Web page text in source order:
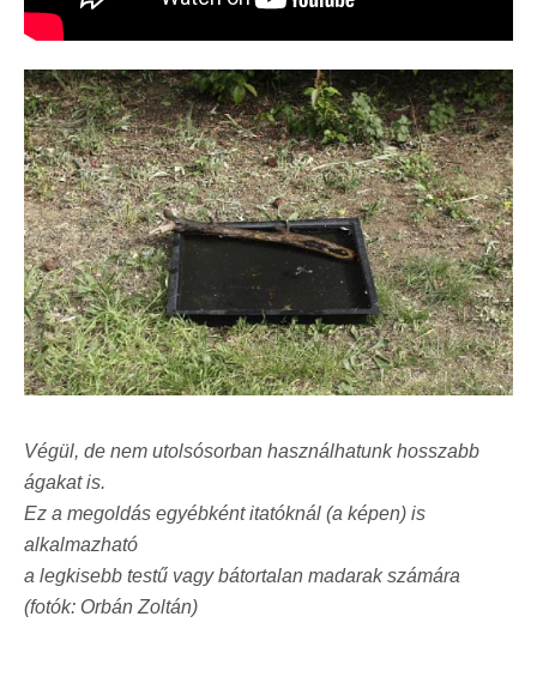
Végül, de nem utolsósorban használhatunk hosszabb
ágakat is.
Ez a megoldás egyébként itatóknál (a képen) is
alkalmazható
a legkisebb testű vagy bátortalan madarak számára
(fotók: Orbán Zoltán)